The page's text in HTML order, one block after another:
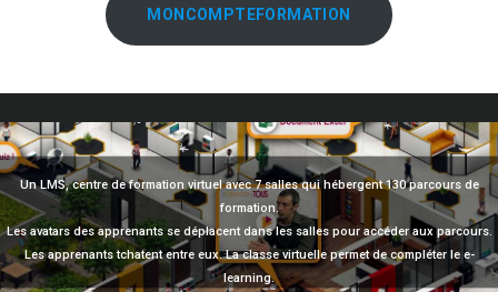
MONCOMPTEFORMATION
Un LMS, centre de formation virtuel avec 7 salles qui hébergent 130 parcours de
formation.
Les avatars des apprenants se déplacent dans les salles pour accéder aux parcours.
Les apprenants tchatent entre eux. La classe virtuelle permet de compléter le e-
learning.